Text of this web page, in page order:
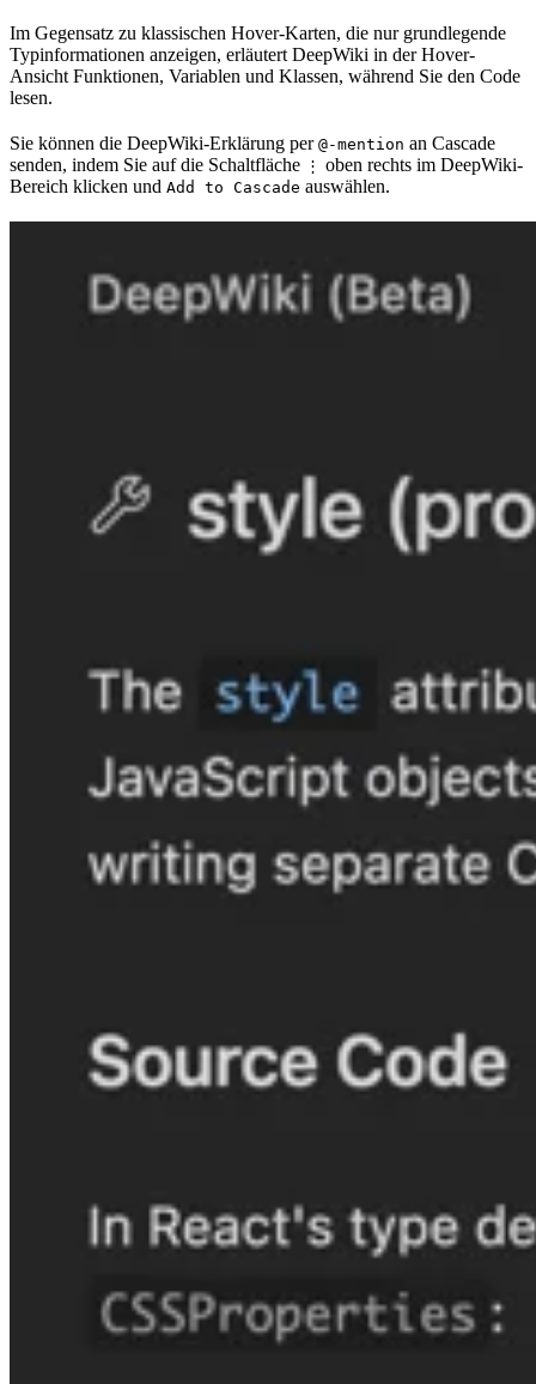
Im Gegensatz zu klassischen Hover-Karten, die nur grundlegende
Typinformationen anzeigen, erläutert DeepWiki in der Hover-
Ansicht Funktionen, Variablen und Klassen, während Sie den Code
lesen.
Sie können die DeepWiki-Erklärung per @-mention an Cascade
senden, indem Sie auf die Schaltfläche ⋮ oben rechts im DeepWiki-
Bereich klicken und Add to Cascade auswählen.